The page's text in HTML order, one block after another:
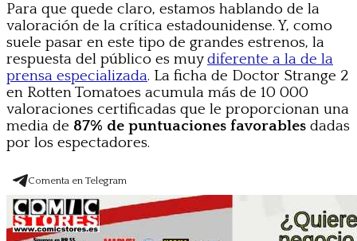
Para que quede claro, estamos hablando de la
valoración de la crítica estadounidense. Y, como
suele pasar en este tipo de grandes estrenos, la
respuesta del público es muydiferente a la de la
prensa especializada. La ficha de Doctor Strange 2
en Rotten Tomatoes acumula más de 10 000
valoraciones certificadas que le proporcionan una
media de 87% de puntuaciones favorables dadas
por los espectadores.
Comenta en Telegram